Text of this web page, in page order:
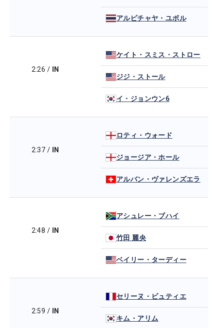
アルピチャヤ・ユボル
2:26 / IN
ケイト・スミス・ストロー
ジジ・ストール
イ・ジョンウン6
2:37 / IN
ロティ・ウォード
ジョージア・ホール
アルバン・ヴァレンズエラ
2:48 / IN
アシュレー・ブハイ
竹田 麗央
ベイリー・ターディー
2:59 / IN
セリーヌ・ビュティエ
キム・アリム